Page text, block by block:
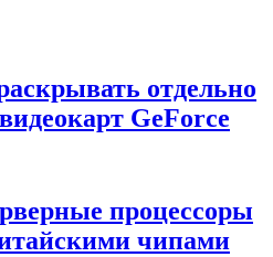
отдельно
GeForce
процессоры
чипами